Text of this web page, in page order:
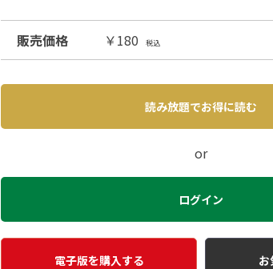
販売価格 ￥180 税込
読み放題でお得に読む
or
ログイン
電子版を購入する